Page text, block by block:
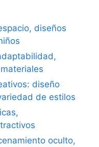
diseños
diseño
de estilos
oculto,